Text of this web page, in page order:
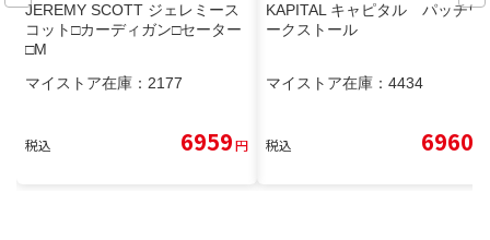
JEREMY SCOTT ジェレミース
コット□カーディガン□セーター
□M
マイストア在庫： 2177
税込 6959円
KAPITAL キャピタル パッチワ
ークストール
マイストア在庫： 4434
税込 6960